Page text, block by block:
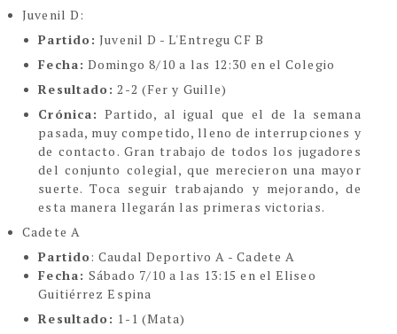
Juvenil D:
Partido: Juvenil D - L'Entregu CF B
Fecha: Domingo 8/10 a las 12:30 en el Colegio
Resultado: 2-2 (Fer y Guille)
Crónica: Partido, al igual que el de la semana
pasada, muy competido, lleno de interrupciones y
de contacto. Gran trabajo de todos los jugadores
del conjunto colegial, que merecieron una mayor
suerte. Toca seguir trabajando y mejorando, de
esta manera llegarán las primeras victorias.
Cadete A
Partido: Caudal Deportivo A - Cadete A
Fecha:Sábado 7/10 a las 13:15 en el Eliseo
Guitiérrez Espina
Resultado: 1-1 (Mata)